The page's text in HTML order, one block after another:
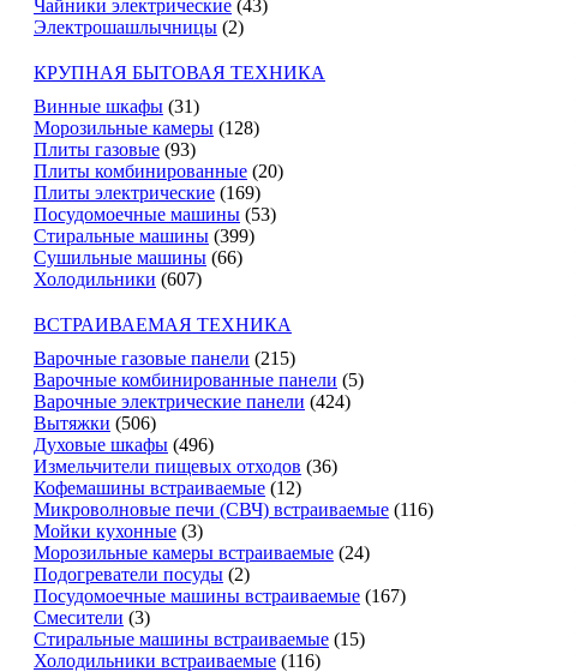
Чайники электрические (43)
Электрошашлычницы (2)
КРУПНАЯ БЫТОВАЯ ТЕХНИКА
Винные шкафы (31)
Морозильные камеры (128)
Плиты газовые (93)
Плиты комбинированные (20)
Плиты электрические (169)
Посудомоечные машины (53)
Стиральные машины (399)
Сушильные машины (66)
Холодильники (607)
ВСТРАИВАЕМАЯ ТЕХНИКА
Варочные газовые панели (215)
Варочные комбинированные панели (5)
Варочные электрические панели (424)
Вытяжки (506)
Духовые шкафы (496)
Измельчители пищевых отходов (36)
Кофемашины встраиваемые (12)
Микроволновые печи (СВЧ) встраиваемые (116)
Мойки кухонные (3)
Морозильные камеры встраиваемые (24)
Подогреватели посуды (2)
Посудомоечные машины встраиваемые (167)
Смесители (3)
Стиральные машины встраиваемые (15)
Холодильники встраиваемые (116)